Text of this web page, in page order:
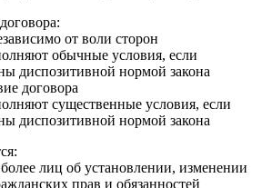
от воли сторон
обычные условия, если
диспозитивной нормой закона
договора
существенные условия, если
диспозитивной нормой закона
лиц об установлении, изменении
прав и обязанностей